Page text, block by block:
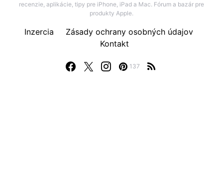
recenzie, aplikácie, tipy pre iPhone, iPad a Mac. Fórum a bazár pre
produkty Apple.
137
Inzercia
Zásady ochrany osobných údajov
Kontakt